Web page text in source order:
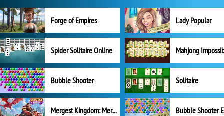
Forge of Empires Lady Popular
Spider Solitaire Online Mahjong
Bubble Shooter Solitaire
Mergest Kingdom: Merge Puzzle